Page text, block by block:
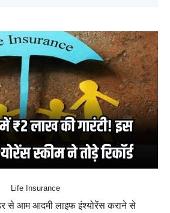
Life Insurance
से आम आदमी लाइफ इंश्योरेंस कराने से